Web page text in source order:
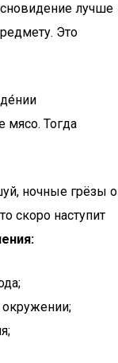
лучше
Это
мясо. Тогда
ночные грёзы о
скоро наступит
окружении;